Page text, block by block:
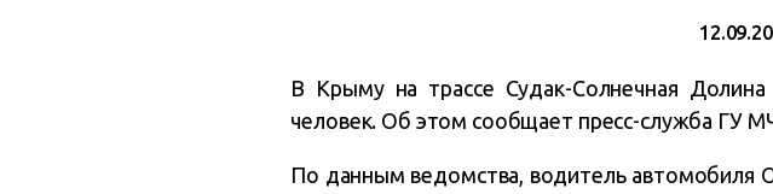
В Крыму на трассе Судак-Солнечная
человек. Об этом сообщает пресс-служба ГУ
По данным ведомства, водитель автомобиля